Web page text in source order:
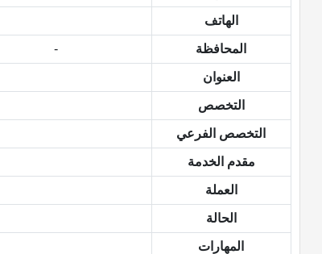
الهاتف
المحافظة -
العنوان
التخصص
التخصص الفرعي
مقدم الخدمة
العملة
الحالة
المهارات